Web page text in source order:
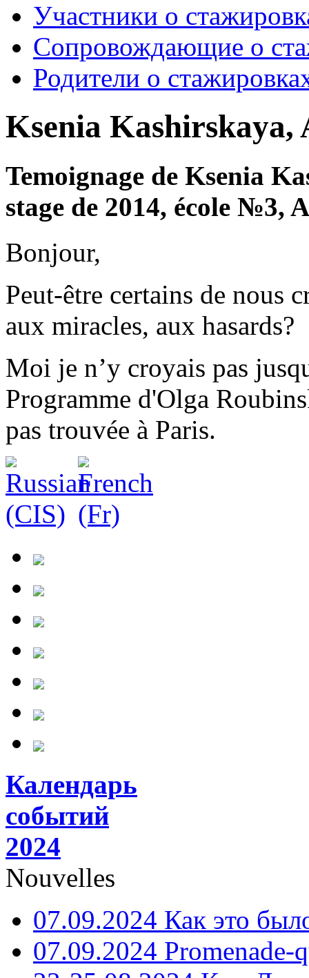
Участники о
Сопровождающие о
Родители о
Ksenia Kashirskaya,
Temoignage de Ksenia
stage de 2014, école №3,
Bonjour,
Peut-être certains de nous
aux miracles, aux hasards?
Moi je n’y croyais pas
Programme d'Olga
pas trouvée à Paris.
Календарь
событий
2024
Nouvelles
07.09.2024 Как это
07.09.2024 Promenade-